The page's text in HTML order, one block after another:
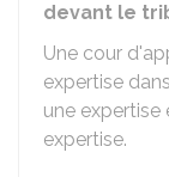
devant le
Une cour
expertise
une expertise
expertise.